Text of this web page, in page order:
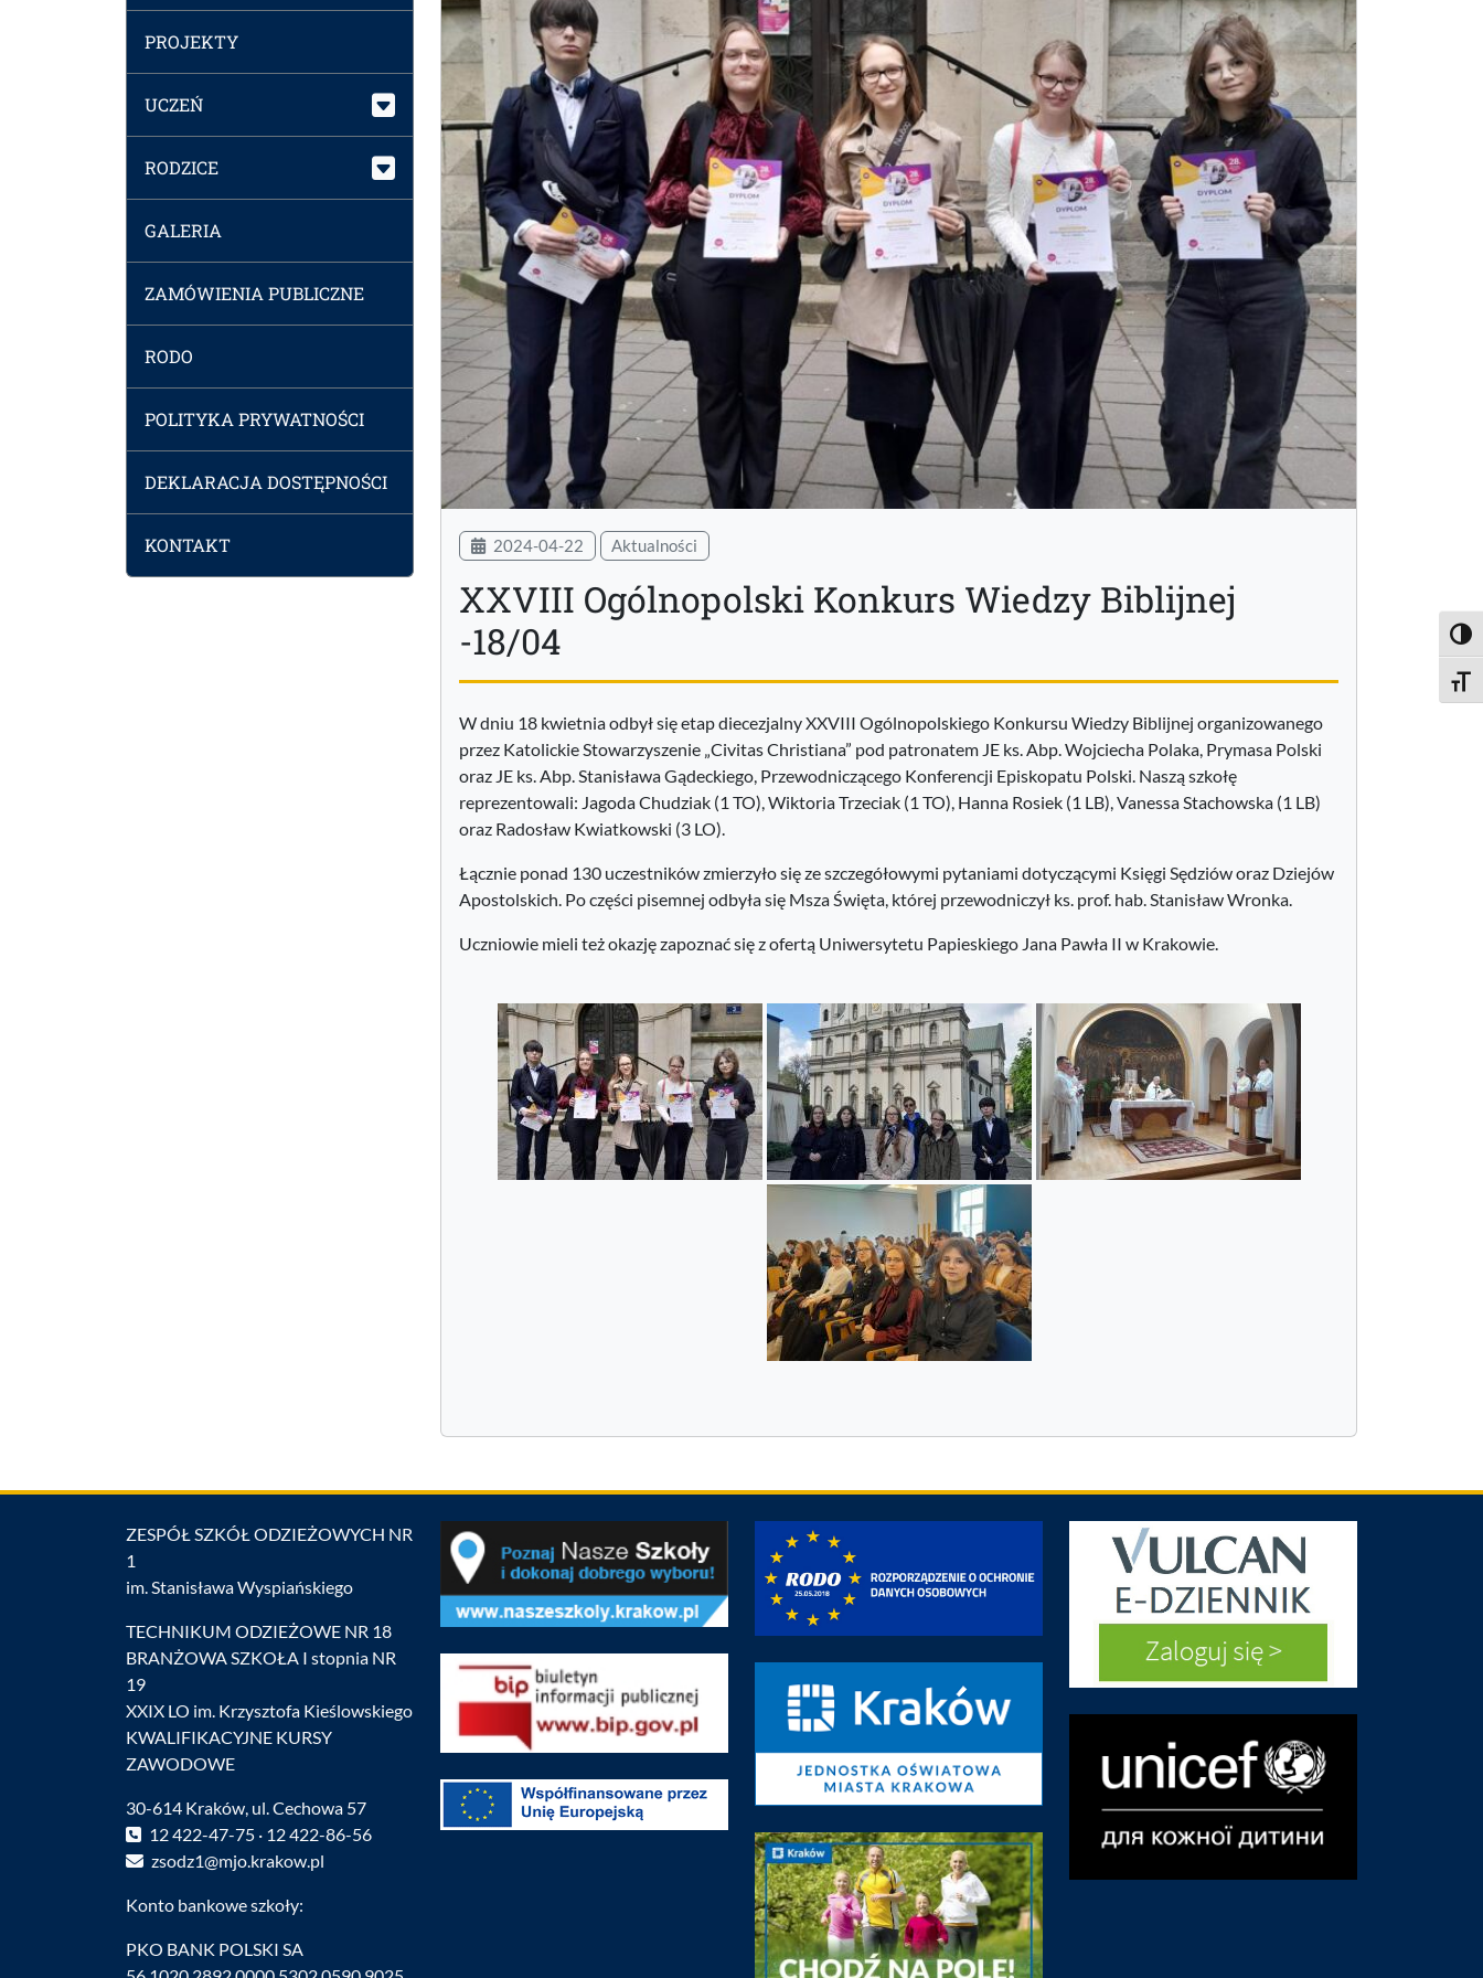
PROJEKTY
UCZEŃ
RODZICE
GALERIA
ZAMÓWIENIA PUBLICZNE
RODO
POLITYKA PRYWATNOŚCI
DEKLARACJA DOSTĘPNOŚCI
KONTAKT 2024-04-22 Aktualności
XXVIII Ogólnopolski Konkurs Wiedzy Biblijnej
-18/04
W dniu 18 kwietnia odbył się etap diecezjalny XXVIII Ogólnopolskiego Konkursu Wiedzy Biblijnej organizowanego
przez Katolickie Stowarzyszenie „Civitas Christiana” pod patronatem JE ks. Abp. Wojciecha Polaka, Prymasa Polski
oraz JE ks. Abp. Stanisława Gądeckiego, Przewodniczącego Konferencji Episkopatu Polski. Naszą szkołę
reprezentowali: Jagoda Chudziak (1 TO), Wiktoria Trzeciak (1 TO), Hanna Rosiek (1 LB), Vanessa Stachowska (1 LB)
oraz Radosław Kwiatkowski (3 LO).
Łącznie ponad 130 uczestników zmierzyło się ze szczegółowymi pytaniami dotyczącymi Księgi Sędziów oraz Dziejów
Apostolskich. Po części pisemnej odbyła się Msza Święta, której przewodniczył ks. prof. hab. Stanisław Wronka.
Uczniowie mieli też okazję zapoznać się z ofertą Uniwersytetu Papieskiego Jana Pawła II w Krakowie.
ZESPÓŁ SZKÓŁ ODZIEŻOWYCH NR
1
im. Stanisława Wyspiańskiego
TECHNIKUM ODZIEŻOWE NR 18
BRANŻOWA SZKOŁA I stopnia NR
19
XXIX LO im. Krzysztofa Kieślowskiego
KWALIFIKACYJNE KURSY
ZAWODOWE
30-614 Kraków, ul. Cechowa 57
12 422-47-75 · 12 422-86-56
zsodz1@mjo.krakow.pl
Konto bankowe szkoły:
PKO BANK POLSKI SA